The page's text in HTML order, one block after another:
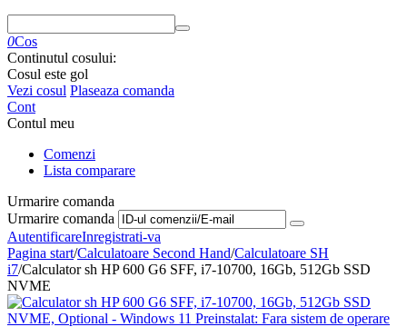
0Cos
Continutul cosului:
Cosul este gol
Vezi cosul Plaseaza comanda
Cont
Contul meu
Comenzi
Lista comparare
Urmarire comanda
Urmarire comanda
AutentificareInregistrati-va
Pagina start/Calculatoare Second Hand/Calculatoare SH
i7/Calculator sh HP 600 G6 SFF, i7-10700, 16Gb, 512Gb SSD
NVME